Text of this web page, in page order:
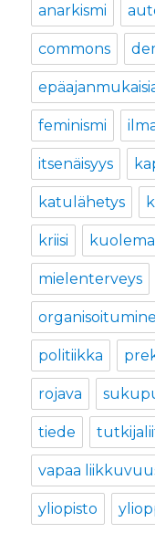
anarkismi
commons
feminismi
itsenäisyys
katulähetys
kriisi kuolema
mielenterveys
politiikka
rojava
tiede
vapaa
yliopisto